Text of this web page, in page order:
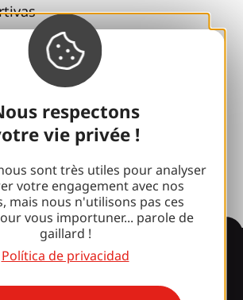
respectons
vie privée !
sont très utiles pour analyser
votre engagement avec nos
mais nous n'utilisons pas ces
vous importuner... parole de
gaillard !
Política de privacidad